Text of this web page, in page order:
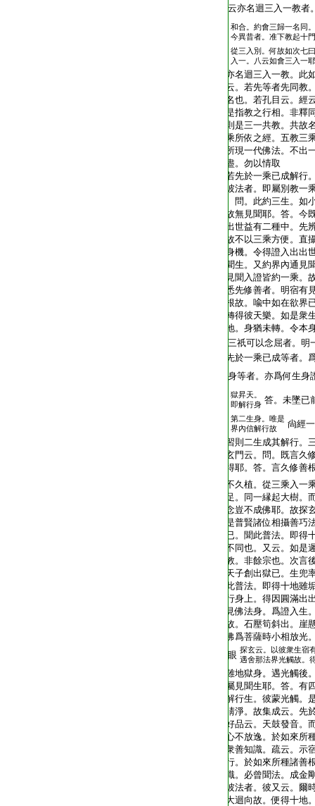
云亦名迴三入一教者
和合。約會三歸一名同
今異昔者。准下教起十
從三入別。何故如次七
入一。八云如會三入一
亦名迴三入一教。
云。若先等者先同教
名也。若孔目云。經
是指教之行相。非釋
則是三一共教。共故
乘所依之經。五教三
所現一代佛法。不出
盡。勿以情取
若先於一乘已成解行
彼法者。即屬別教一
問。此約三生。如
故無見聞耶。答。今
出世益有二種中。先
故不以三乘方便。直
身機。令得證入出出
聞生。又約界內通見
見聞入證皆約一乘。
悉先修善者。明宿有
根故。喩中如在欲界
轉得彼天樂。如是衆
地。身猶未轉。令本
三祇可以念屈者。明
先於一乘已成等者。
身等者。亦爲何生身
獄昇天。
即解行身 答。未墜已
第二生身。唯是
界內信解行故
尙經
習則二生成其解行。
玄門云。問。既言久
得耶。答。言久修善
不久植。從三乘入一
足。同一縁起大樹。
念豈不成佛耶。故探
是普賢諸位相攝善巧
已。聞此普法。即得
不同也。又云。如是
教。非餘宗也。次言
天子創出獄已。生兜
此普法。即得十地雖
行身上。得因圓滿出
見佛法身。爲證入生
故。石壓筍斜出。崖
佛爲菩薩時小相放光
眼 探玄云。以彼衆生宿
遇舍那法界光觸故。
雖地獄身。遇光觸後
屬見聞生耶。答。有
解行生。彼蒙光觸。
淸淨。故集成云。先
好品云。天鼓發音。
心不放逸。於如來所
衆善知識。疏云。示
行。於如來所種諸善
識。必曾聞法。成金
彼法者。彼又云。爾
大迴向故。便得十地